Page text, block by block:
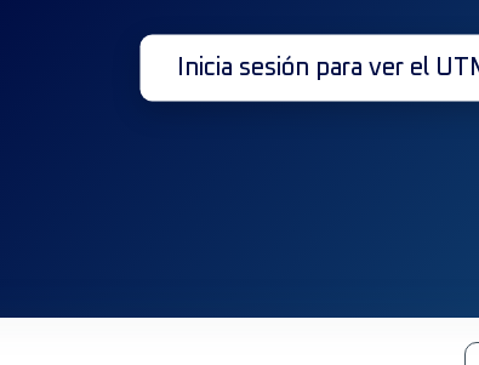
Inicia sesión para ver el